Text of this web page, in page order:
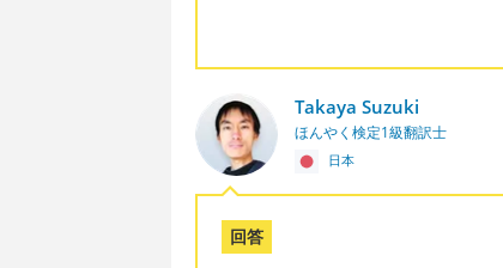
Takaya Suzuki
ほんやく検定1級翻訳士
日本
回答